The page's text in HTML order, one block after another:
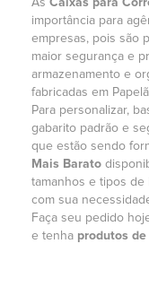
As Caixas para
importância para
empresas, pois são
maior segurança e
armazenamento e
fabricadas em
Para personalizar,
gabarito padrão e
que estão sendo
Mais Barato
tamanhos e tipos
com sua
Faça seu pedido
e tenha produtos